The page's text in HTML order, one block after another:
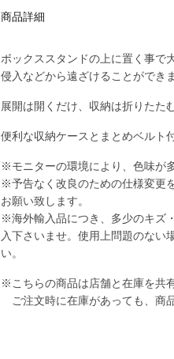
商品詳細
ボックススタンドの上に置く事で
侵入などから遠ざけることができ
展開は開くだけ、収納は折りたた
便利な収納ケースとまとめベルト
※モニターの環境により、色味が
※予告なく改良のための仕様変更
お願い致します。
※海外輸入品につき、多少のキズ
入下さいませ。使用上問題のない
い。
※こちらの商品は店舗と在庫を共
ご注文時に在庫があっても、商